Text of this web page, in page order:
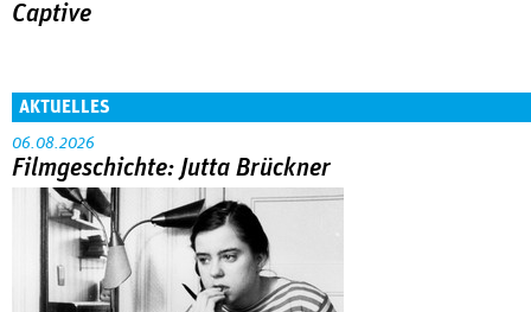
Captive
AKTUELLES
06.08.2026
Filmgeschichte: Jutta Brückner